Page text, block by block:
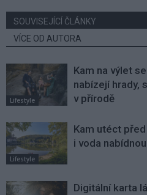
SOUVISEJÍCÍ ČLÁNKY
VÍCE OD AUTORA
Lifestyle
Kam na výlet
nabízejí hrady,
v přírodě
Lifestyle
Kam utéct
i voda
Digitální karta